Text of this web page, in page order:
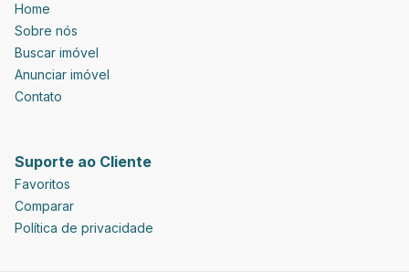
Home
Sobre nós
Buscar imóvel
Anunciar imóvel
Contato
Suporte ao Cliente
Favoritos
Comparar
Política de privacidade